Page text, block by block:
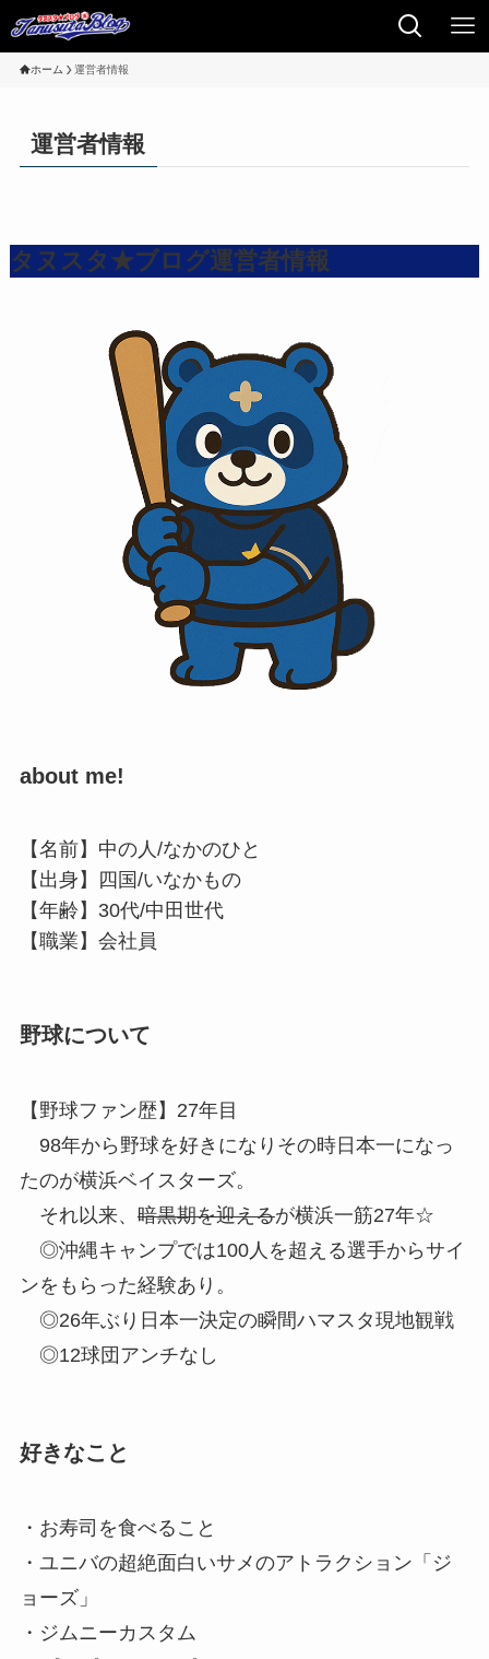
ホーム 運営者情報
運営者情報
タヌスタ★ブログ運営者情報
about me!
【名前】中の人/なかのひと
【出身】四国/いなかもの
【年齢】30代/中田世代
【職業】会社員
野球について
【野球ファン歴】27年目
98年から野球を好きになりその時日本一になっ
たのが横浜ベイスターズ。
それ以来、 暗黒期を迎えるが横浜一筋27年☆
◎沖縄キャンプでは100人を超える選手からサイ
ンをもらった経験あり。
◎26年ぶり日本一決定の瞬間ハマスタ現地観戦
◎12球団アンチなし
好きなこと
・お寿司を食べること
・ユニバの超絶面白いサメのアトラクション「ジ
ョーズ」
・ジムニーカスタム